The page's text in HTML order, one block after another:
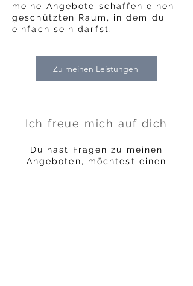
meine Angebote schaffen einen
geschützten Raum, in dem du
einfach sein darfst.
Zu meinen Leistungen
Ich freue mich auf dich
Du hast Fragen zu meinen
Angeboten, möchtest einen